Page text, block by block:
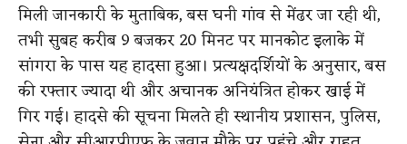
मिली जानकारी के मुताबिक, बस घनी गांव से मेंढर जा रही थी,
तभी सुबह करीब 9 बजकर 20 मिनट पर मानकोट इलाके में
सांगरा के पास यह हादसा हुआ। प्रत्यक्षदर्शियों के अनुसार, बस
की रफ्तार ज्यादा थी और अचानक अनियंत्रित होकर खाई में
गिर गई। हादसे की सूचना मिलते ही स्थानीय प्रशासन, पुलिस,